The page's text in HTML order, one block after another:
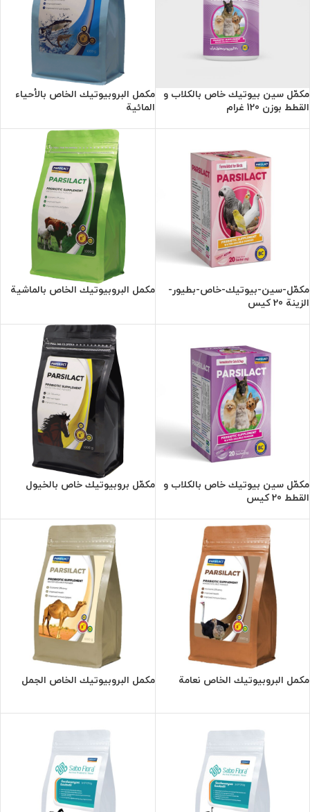
مكمّل سين بيوتيك خاص بالكلاب و
القطط بوزن 120 غرام
مكمل البروبيوتيك الخاص بالأحياء
المائية
مكمّل-سين-بيوتيك-خاص-بطيور-
الزينة 20 کیس
مكمل البروبيوتيك الخاص بالماشية
مكمّل سين بيوتيك خاص بالكلاب و
القطط 20 کیس
مكمّل بروبيوتيك خاص بالخيول
مكمل البروبيوتيك الخاص نعامة مكمل البروبيوتيك الخاص الجمل